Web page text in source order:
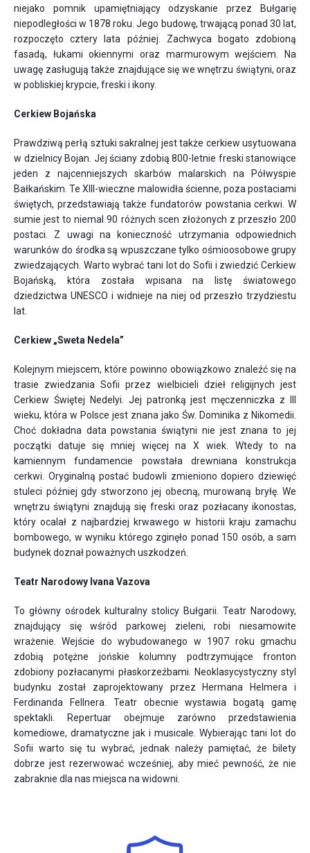
niejako pomnik upamiętniający odzyskanie przez Bułgarię
niepodległości w 1878 roku. Jego budowę, trwającą ponad 30 lat,
rozpoczęto cztery lata później. Zachwyca bogato zdobioną
fasadą, łukami okiennymi oraz marmurowym wejściem. Na
uwagę zasługują także znajdujące się we wnętrzu świątyni, oraz
w pobliskiej krypcie, freski i ikony.
Cerkiew Bojańska
Prawdziwą perłą sztuki sakralnej jest także cerkiew usytuowana
w dzielnicy Bojan. Jej ściany zdobią 800-letnie freski stanowiące
jeden z najcenniejszych skarbów malarskich na Półwyspie
Bałkańskim. Te XIII-wieczne malowidła ścienne, poza postaciami
świętych, przedstawiają także fundatorów powstania cerkwi. W
sumie jest to niemal 90 różnych scen złożonych z przeszło 200
postaci. Z uwagi na konieczność utrzymania odpowiednich
warunków do środka są wpuszczane tylko ośmioosobowe grupy
zwiedzających. Warto wybrać tani lot do Sofii i zwiedzić Cerkiew
Bojańską, która została wpisana na listę światowego
dziedzictwa UNESCO i widnieje na niej od przeszło trzydziestu
lat.
Cerkiew „Sweta Nedela”
Kolejnym miejscem, które powinno obowiązkowo znaleźć się na
trasie zwiedzania Sofii przez wielbicieli dzieł religijnych jest
Cerkiew Świętej Nedelyi. Jej patronką jest męczenniczka z III
wieku, która w Polsce jest znana jako Św. Dominika z Nikomedii.
Choć dokładna data powstania świątyni nie jest znana to jej
początki datuje się mniej więcej na X wiek. Wtedy to na
kamiennym fundamencie powstała drewniana konstrukcja
cerkwi. Oryginalną postać budowli zmieniono dopiero dziewięć
stuleci później gdy stworzono jej obecną, murowaną bryłę. We
wnętrzu świątyni znajdują się freski oraz pozłacany ikonostas,
który ocalał z najbardziej krwawego w historii kraju zamachu
bombowego, w wyniku którego zginęło ponad 150 osób, a sam
budynek doznał poważnych uszkodzeń.
Teatr Narodowy Ivana Vazova
To główny ośrodek kulturalny stolicy Bułgarii. Teatr Narodowy,
znajdujący się wśród parkowej zieleni, robi niesamowite
wrażenie. Wejście do wybudowanego w 1907 roku gmachu
zdobią potężne jońskie kolumny podtrzymujące fronton
zdobiony pozłacanymi płaskorzeźbami. Neoklasycystyczny styl
budynku został zaprojektowany przez Hermana Helmera i
Ferdinanda Fellnera. Teatr obecnie wystawia bogatą gamę
spektakli. Repertuar obejmuje zarówno przedstawienia
komediowe, dramatyczne jak i musicale. Wybierając tani lot do
Sofii warto się tu wybrać, jednak należy pamiętać, że bilety
dobrze jest rezerwować wcześniej, aby mieć pewność, że nie
zabraknie dla nas miejsca na widowni.